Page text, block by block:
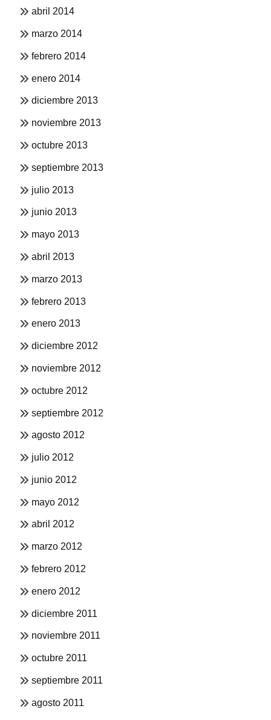
abril 2014
marzo 2014
febrero 2014
enero 2014
diciembre 2013
noviembre 2013
octubre 2013
septiembre 2013
julio 2013
junio 2013
mayo 2013
abril 2013
marzo 2013
febrero 2013
enero 2013
diciembre 2012
noviembre 2012
octubre 2012
septiembre 2012
agosto 2012
julio 2012
junio 2012
mayo 2012
abril 2012
marzo 2012
febrero 2012
enero 2012
diciembre 2011
noviembre 2011
octubre 2011
septiembre 2011
agosto 2011